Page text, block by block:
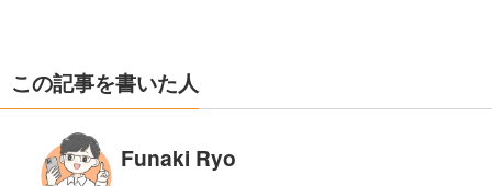
この記事を書いた人
Funaki Ryo